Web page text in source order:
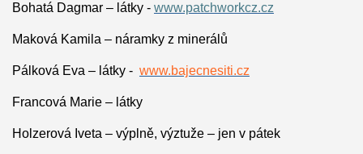
Bohatá Dagmar – látky - www.patchworkcz.cz
Maková Kamila – náramky z minerálů
Pálková Eva – látky - www.bajecnesiti.cz
Francová Marie – látky
Holzerová Iveta – výplně, výztuže – jen v pátek